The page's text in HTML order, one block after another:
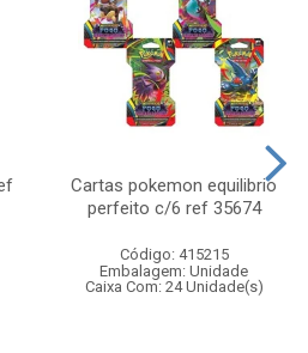
Cartas pokemon equilibrio
perfeito c/6 ref 35674
Código: 415215
Embalagem: Unidade
Caixa Com: 24 Unidade(s)